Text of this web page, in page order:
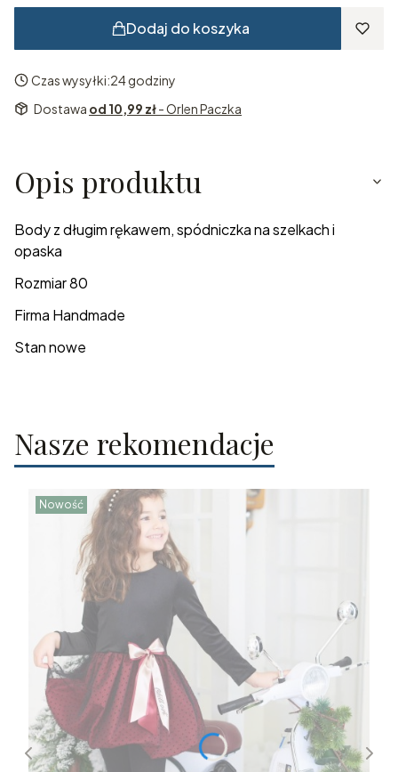
Dodaj do koszyka
Czas wysyłki:24 godziny
Dostawa od 10,99 zł- Orlen Paczka
Opis produktu
Body z długim rękawem, spódniczka na szelkach i
opaska
Rozmiar 80
Firma Handmade
Stan nowe
Nasze rekomendacje
Nowość